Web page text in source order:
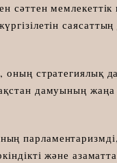
сәттен
саясаттың
стратегиялық
дамуының жаңа
парламентаризмді,
және